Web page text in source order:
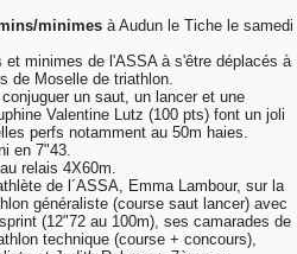
minimes à Audun le Tiche le samedi
et minimes de l'ASSA à s'être déplacés à
de Moselle de triathlon.
un saut, un lancer et une
Valentine Lutz (100 pts) font un joli
perfs notamment au 50m haies.
en 7"43.
relais 4X60m.
de l´ASSA, Emma Lambour, sur la
généraliste (course saut lancer) avec
(12"72 au 100m), ses camarades de
technique (course + concours),